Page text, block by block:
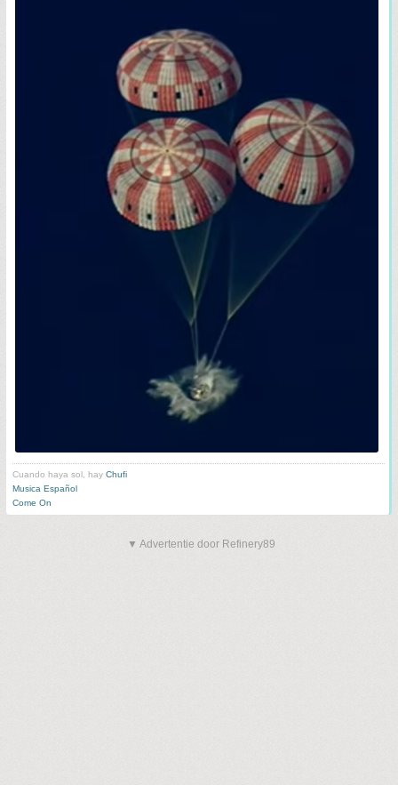
Cuando haya sol, hay Chufi
Musica Español
Come On
▼ Advertentie door Refinery89